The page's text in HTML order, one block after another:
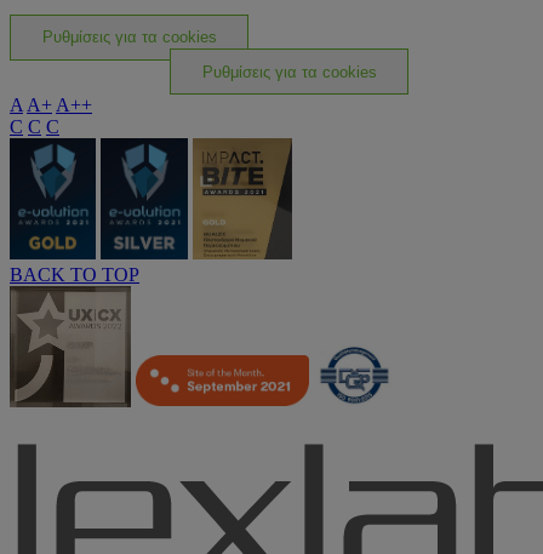
Ρυθμίσεις για τα cookies
Ρυθμίσεις για τα cookies
A A+ A++
C C C
BACK TO TOP